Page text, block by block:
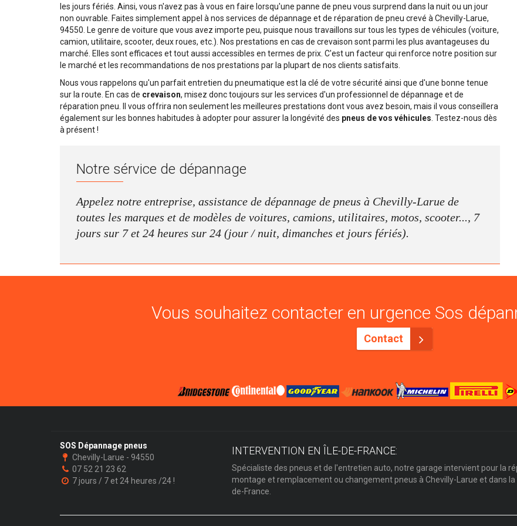
les jours fériés. Ainsi, vous n'avez pas à vous en faire lorsqu'une panne de pneu vous surprend dans la nuit ou un jour
non ouvrable. Faites simplement appel à nos services de dépannage et de réparation de pneu crevé à Chevilly-Larue,
94550. Le genre de voiture que vous avez importe peu, puisque nous travaillons sur tous les types de véhicules (voiture,
camion, utilitaire, scooter, deux roues, etc.). Nos prestations en cas de crevaison sont parmi les plus avantageuses du
marché. Elles sont efficaces et tout aussi accessibles en termes de prix. C'est un facteur qui renforce notre position sur
le marché et les recommandations de nos prestations par la plupart de nos clients satisfaits.
Nous vous rappelons qu'un parfait entretien du pneumatique est la clé de votre sécurité ainsi que d'une bonne tenue
sur la route. En cas de crevaison, misez donc toujours sur les services d'un professionnel de dépannage et de
réparation pneu. Il vous offrira non seulement les meilleures prestations dont vous avez besoin, mais il vous conseillera
également sur les bonnes habitudes à adopter pour assurer la longévité des pneus de vos véhicules . Testez-nous dès
à présent !
Notre sérvice de dépannage
Appelez notre entreprise, assistance de dépannage de pneus à Chevilly-Larue de
toutes les marques et de modèles de voitures, camions, utilitaires, motos, scooter..., 7
jours sur 7 et 24 heures sur 24 (jour / nuit, dimanches et jours fériés).
Vous souhaitez contacter en urgence Sos
Contact
SOS Dépannage pneus
Chevilly-Larue - 94550
07 52 21 23 62
7 jours / 7 et 24 heures /24 !
INTERVENTION EN ÎLE-DE-FRANCE:
Spécialiste des pneus et de l'entretien auto, notre garage intervient pour la
montage et remplacement ou changement pneus à Chevilly-Larue et dans la
de-France.